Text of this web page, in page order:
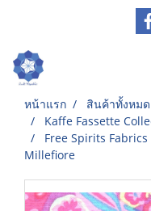
หน้าแรก สินค้าทั้งหมด
Kaffe Fassette
Free Spirits
Millefiore